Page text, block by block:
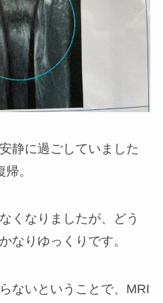
静に過ごしていました
。
くなりましたが、どう
なりゆっくりです。
ないということで、MRI